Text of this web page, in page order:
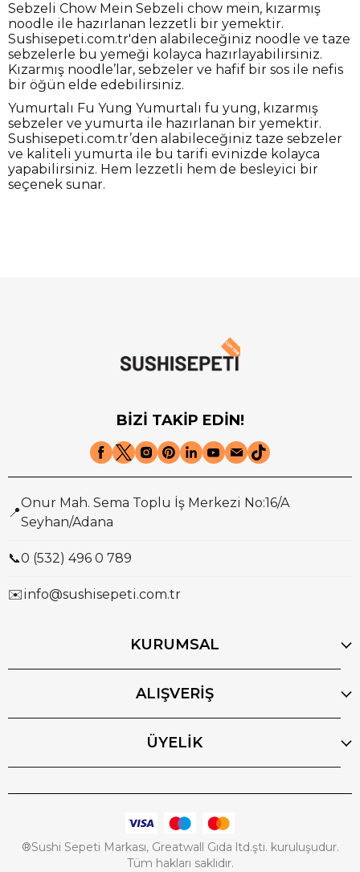
Sebzeli Chow Mein Sebzeli chow mein, kızarmış
noodle ile hazırlanan lezzetli bir yemektir.
Sushisepeti.com.tr'den alabileceğiniz noodle ve taze
sebzelerle bu yemeği kolayca hazırlayabilirsiniz.
Kızarmış noodle’lar, sebzeler ve hafif bir sos ile nefis
bir öğün elde edebilirsiniz.
Yumurtalı Fu Yung Yumurtalı fu yung, kızarmış
sebzeler ve yumurta ile hazırlanan bir yemektir.
Sushisepeti.com.tr’den alabileceğiniz taze sebzeler
ve kaliteli yumurta ile bu tarifi evinizde kolayca
yapabilirsiniz. Hem lezzetli hem de besleyici bir
seçenek sunar.
BİZİ TAKİP EDİN!
📍
Onur Mah. Sema Toplu İş Merkezi No:16/A
Seyhan/Adana
📞0 (532) 496 0 789
✉️info@sushisepeti.com.tr
KURUMSAL
ALIŞVERİŞ
ÜYELİK
®Sushi Sepeti Markası, Greatwall Gıda ltd.şti. kuruluşudur.
Tüm hakları saklıdır.